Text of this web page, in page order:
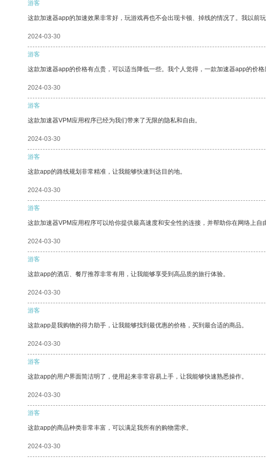
游客
这款加速器app的加速效果非常好，玩游戏再也不会出现卡顿、掉线的情况了。我以前
2024-03-30
游客
这款加速器app的价格有点贵，可以适当降低一些。我个人觉得，一款加速器app的价格
2024-03-30
游客
这款加速器VPM应用程序已经为我们带来了无限的隐私和自由。
2024-03-30
游客
这款app的路线规划非常精准，让我能够快速到达目的地。
2024-03-30
游客
这款加速器VPM应用程序可以给你提供最高速度和安全性的连接，并帮助你在网络上自
2024-03-30
游客
这款app的酒店、餐厅推荐非常有用，让我能够享受到高品质的旅行体验。
2024-03-30
游客
这款app是我购物的得力助手，让我能够找到最优惠的价格，买到最合适的商品。
2024-03-30
游客
这款app的用户界面简洁明了，使用起来非常容易上手，让我能够快速熟悉操作。
2024-03-30
游客
这款app的商品种类非常丰富，可以满足我所有的购物需求。
2024-03-30